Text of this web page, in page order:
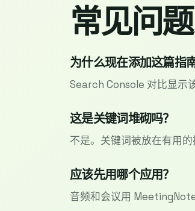
常见问题
为什么现在添加这篇指
Search Console 对比显示
这是关键词堆砌吗？
不是。关键词被放在有用
应该先用哪个应用？
音频和会议用